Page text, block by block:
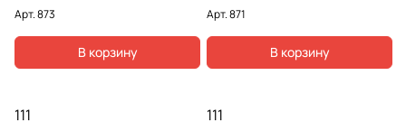
Арт.873
В корзину
Арт.871
В корзину
111 111